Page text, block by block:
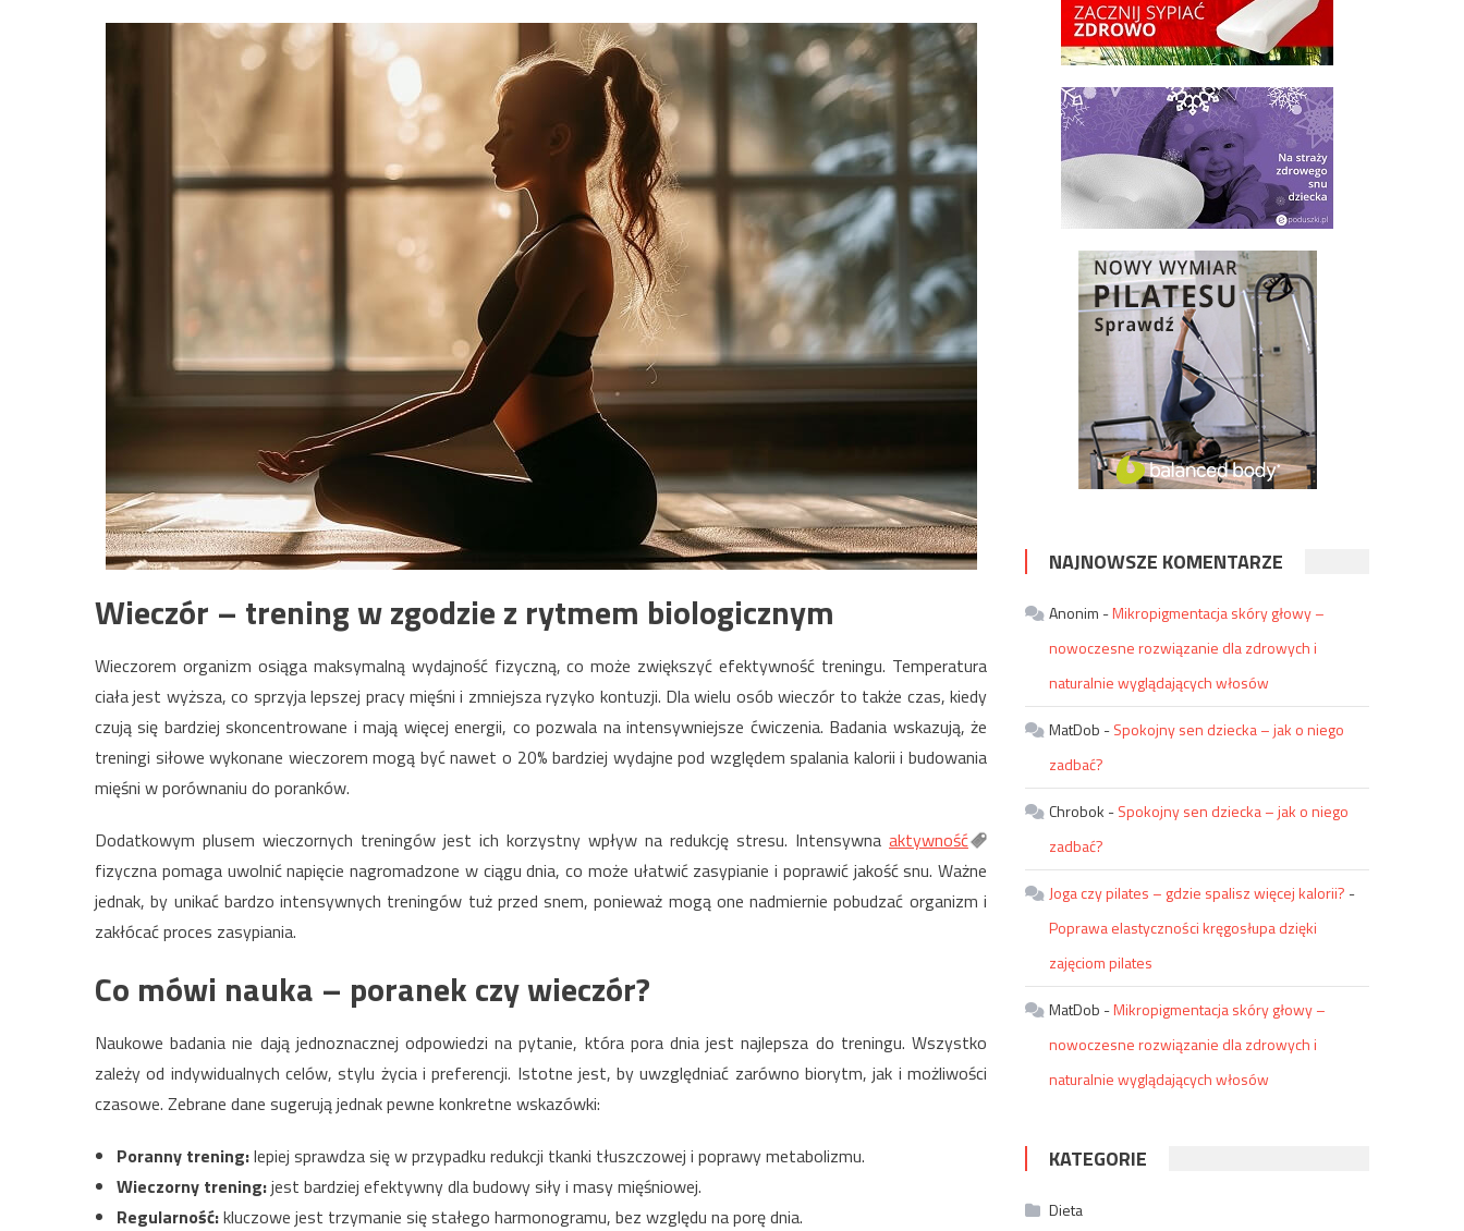
Wieczór – trening w zgodzie z rytmem biologicznym
Wieczorem organizm osiąga maksymalną wydajność fizyczną, co może zwiększyć efektywność treningu. Temperatura
ciała jest wyższa, co sprzyja lepszej pracy mięśni i zmniejsza ryzyko kontuzji. Dla wielu osób wieczór to także czas, kiedy
czują się bardziej skoncentrowane i mają więcej energii, co pozwala na intensywniejsze ćwiczenia. Badania wskazują, że
treningi siłowe wykonane wieczorem mogą być nawet o 20% bardziej wydajne pod względem spalania kalorii i budowania
mięśni w porównaniu do poranków.
Dodatkowym plusem wieczornych treningów jest ich korzystny wpływ na redukcję stresu. Intensywna aktywność
fizyczna pomaga uwolnić napięcie nagromadzone w ciągu dnia, co może ułatwić zasypianie i poprawić jakość snu. Ważne
jednak, by unikać bardzo intensywnych treningów tuż przed snem, ponieważ mogą one nadmiernie pobudzać organizm i
zakłócać proces zasypiania.
Co mówi nauka – poranek czy wieczór?
Naukowe badania nie dają jednoznacznej odpowiedzi na pytanie, która pora dnia jest najlepsza do treningu. Wszystko
zależy od indywidualnych celów, stylu życia i preferencji. Istotne jest, by uwzględniać zarówno biorytm, jak i możliwości
czasowe. Zebrane dane sugerują jednak pewne konkretne wskazówki:
Poranny trening:lepiej sprawdza się w przypadku redukcji tkanki tłuszczowej i poprawy metabolizmu.
Wieczorny trening:jest bardziej efektywny dla budowy siły i masy mięśniowej.
Regularność:kluczowe jest trzymanie się stałego harmonogramu, bez względu na porę dnia.
NAJNOWSZE KOMENTARZE
Anonim -Mikropigmentacja skóry głowy –
nowoczesne rozwiązanie dla zdrowych i
naturalnie wyglądających włosów
MatDob -Spokojny sen dziecka – jak o niego
zadbać?
Chrobok -Spokojny sen dziecka – jak o niego
zadbać?
Joga czy pilates – gdzie spalisz więcej kalorii? -
Poprawa elastyczności kręgosłupa dzięki
zajęciom pilates
MatDob -Mikropigmentacja skóry głowy –
nowoczesne rozwiązanie dla zdrowych i
naturalnie wyglądających włosów
KATEGORIE
Dieta